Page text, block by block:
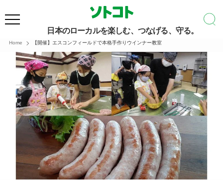
日本のローカルを楽しむ、つなげる、守る。
Home 【開催】エスコンフィールドで本格手作りウインナー教室